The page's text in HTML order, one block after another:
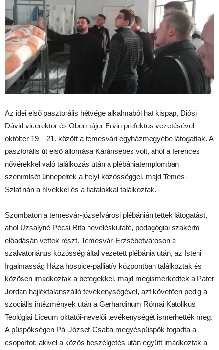
Az idei első pasztorális hétvége alkalmából hat kispap, Diósi
Dávid vicerektor és Obermájer Ervin prefektus vezetésével
október 19 – 21. között a temesvári egyházmegyébe látogattak. A
pasztorális út első állomása Karánsebes volt, ahol a ferences
nővérekkel való találkozás után a plébániatemplomban
szentmisét ünnepeltek a helyi közösséggel, majd Temes-
Szlatinán a hívekkel és a fiatalokkal találkoztak.
Szombaton a temesvár-józsefvárosi plébánián tettek látogatást,
ahol Uzsalyné Pécsi Rita neveléskutató, pedagógiai szakértő
előadásán vettek részt. Temesvár-Erzsébetvároson a
szalvatoriánus közösség által vezetett plébánia után, az Isteni
Irgalmasság Háza hospice-palliatív központban találkoztak és
közösen imádkoztak a betegekkel, majd megismerkedtek a Pater
Jordan hajléktalanszálló tevékenységével, azt követően pedig a
szociális intézmények után a Gerhardinum Római Katolikus
Teológiai Líceum oktatói-nevelői tevékenységét ismerhették meg.
A püspökségen Pál József-Csaba megyéspüspök fogadta a
csoportot, akivel a közös beszélgetés után együtt imádkoztak a